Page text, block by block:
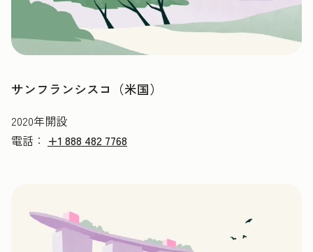
サンフランシスコ（米国）
2020年開設
電話： +1 888 482 7768